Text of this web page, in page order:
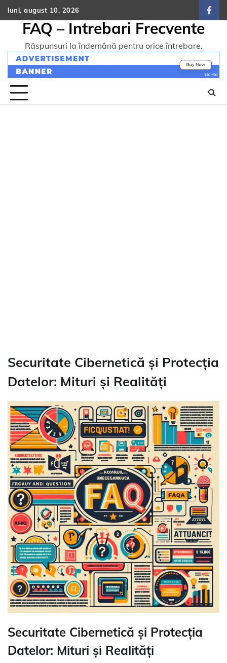
Skip
to
content
luni, august 10, 2026
FAQ – Intrebari Frecvente
Răspunsuri la îndemână pentru orice întrebare.
Securitate Cibernetică și Protecția
Datelor: Mituri și Realități
Securitate Cibernetică și Protecția
Datelor: Mituri și Realități